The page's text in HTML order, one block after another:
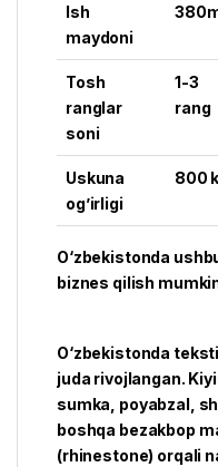
Ish
maydoni
Tosh
ranglar
soni
1-3
Uskuna
og’irligi
800
O‘zbekistonda
biznes qilish
O‘zbekistonda
juda rivojlangan.
sumka, poyabzal,
boshqa bezakbop
(rhinestone) orqali